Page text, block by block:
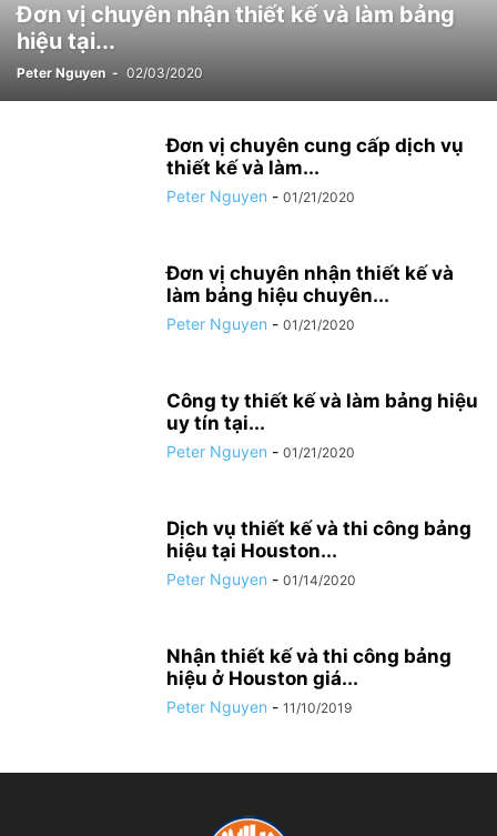
Đơn vị chuyên nhận thiết kế và làm bảng
hiệu tại...
Peter Nguyen - 02/03/2020
Đơn vị chuyên cung cấp dịch vụ
thiết kế và làm...
Peter Nguyen - 01/21/2020
Đơn vị chuyên nhận thiết kế và
làm bảng hiệu chuyên...
Peter Nguyen - 01/21/2020
Công ty thiết kế và làm bảng hiệu
uy tín tại...
Peter Nguyen - 01/21/2020
Dịch vụ thiết kế và thi công bảng
hiệu tại Houston...
Peter Nguyen - 01/14/2020
Nhận thiết kế và thi công bảng
hiệu ở Houston giá...
Peter Nguyen - 11/10/2019